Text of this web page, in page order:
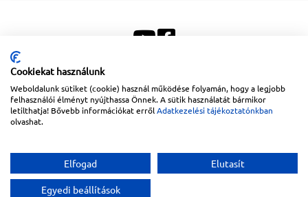
Sitemap| Impresszum
Copyright © 2026Lapanthera Kft.Webbolt | 1047Budapest, Váci út 15-19.|+36-30/539-
Cookiekat használunk
Weboldalunk sütiket (cookie) használ működése folyamán, hogy a legjobb
felhasználói élményt nyújthassa Önnek. A sütik használatát bármikor
letilthatja! Bővebb információkat errőlAdatkezelési tájékoztatónkban
olvashat.
Elfogad Elutasít
Egyedi beállítások